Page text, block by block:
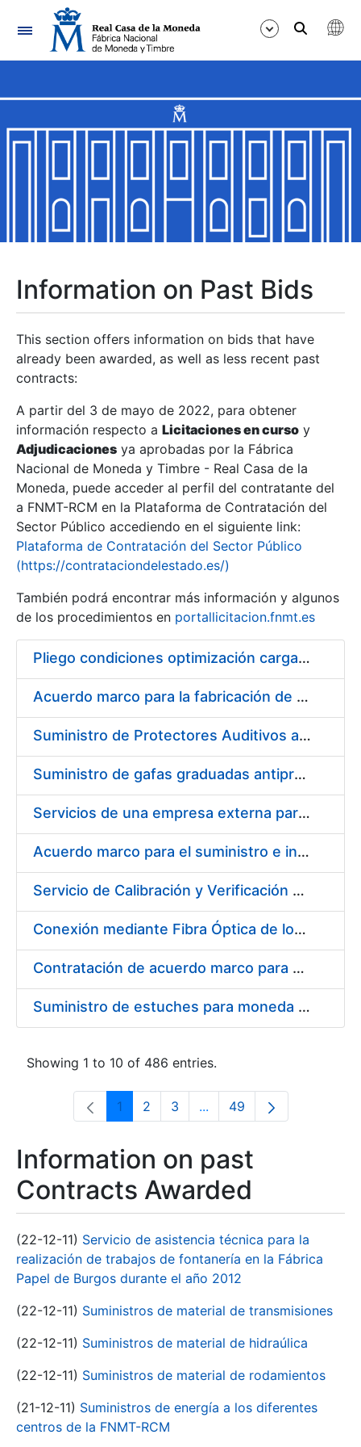
Navigation
Show/Hide
Show/Hide
Show/Hide
Show/Hide
Show/Hide
Show/Hide
Information on Past Bids
This section offers information on bids that have
already been awarded, as well as less recent past
contracts:
A partir del 3 de mayo de 2022, para obtener
información respecto a Licitaciones en curso y
Adjudicaciones ya aprobadas por la Fábrica
Nacional de Moneda y Timbre - Real Casa de la
Moneda, puede acceder al perfil del contratante del
a FNMT-RCM en la Plataforma de Contratación del
Sector Público accediendo en el siguiente link:
Plataforma de Contratación del Sector Público
(https://contrataciondelestado.es/)
También podrá encontrar más información y algunos
de los procedimientos en portallicitacion.fnmt.es
Pliego condiciones optimización cargas compras firmado
Acuerdo marco para la fabricación de piezas
Suministro de Protectores Auditivos a medida para las personas trabajadoras de los Centros de Trabajo de Madrid y Burgos
Suministro de gafas graduadas antiproyecciones para los trabajadores de la FNMT-RCM en los centros de trabajo de Madrid y Burgos
Servicios de una empresa externa para el asesoramiento y resolución de los recursos de alzada que se presentan relacionados con procesos de selección para la FNMT-RCM
Acuerdo marco para el suministro e instalación de persianas, estores y otros complementos
Servicio de Calibración y Verificación Externa de los Equipos de Medición del Servicio de Prevención de la FNMT-RCM
Conexión mediante Fibra Óptica de los Centros de Proceso de Datos (CPDs) de las sedes de la FNMT-RCM de Burgos y Madrid
Contratación de acuerdo marco para el Suministro de Material de Electricidad para la Fábrica Nacional de Moneda y Timbre-Real Casa de la Moneda en su centro de trabajo de Burgos
Suministro de estuches para moneda de 30 €
Showing 1 to 10 of 486 entries.
Page
1 Page
2 Page
3 ...Intermediate Pages Use
Page
49
Information on past
Contracts Awarded
(22-12-11) Servicio de asistencia técnica para la
realización de trabajos de fontanería en la Fábrica
Papel de Burgos durante el año 2012
(22-12-11) Suministros de material de transmisiones
(22-12-11) Suministros de material de hidraúlica
(22-12-11) Suministros de material de rodamientos
(21-12-11) Suministros de energía a los diferentes
centros de la FNMT-RCM